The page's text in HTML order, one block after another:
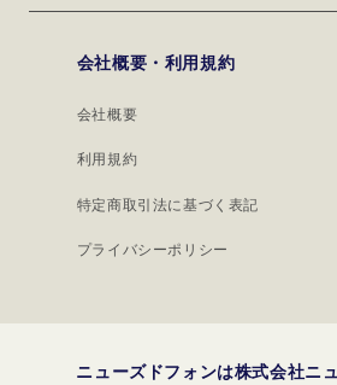
会社概要・利用規約
会社概要
利用規約
特定商取引法に基づく表記
プライバシーポリシー
ニューズドフォンは株式会社ニ